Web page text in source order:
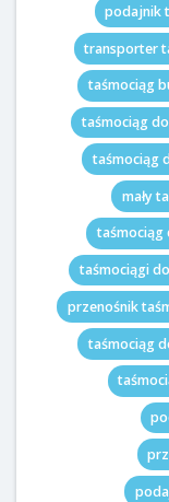
podajnik
transporter
taśmociąg
taśmociąg
taśmociąg
mały
taśmociąg
taśmociągi
przenośnik
taśmociąg